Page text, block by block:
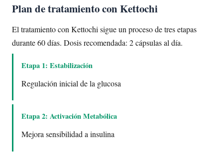
Plan de tratamiento con Kettochi
El tratamiento con Kettochi sigue un proceso de tres etapas
durante 60 días. Dosis recomendada: 2 cápsulas al día.
Etapa 1: Estabilización
Regulación inicial de la glucosa
Etapa 2: Activación Metabólica
Mejora sensibilidad a insulina